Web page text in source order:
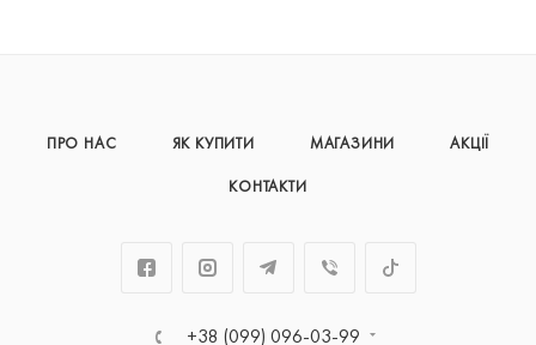
ПРО НАС ЯК КУПИТИ МАГАЗИНИ АКЦІЇ
КОНТАКТИ
+38 (099) 096-03-99